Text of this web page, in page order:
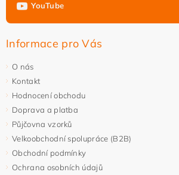
YouTube
Informace pro Vás
O nás
Kontakt
Hodnocení obchodu
Doprava a platba
Půjčovna vzorků
Velkoobchodní spolupráce (B2B)
Obchodní podmínky
Ochrana osobních údajů